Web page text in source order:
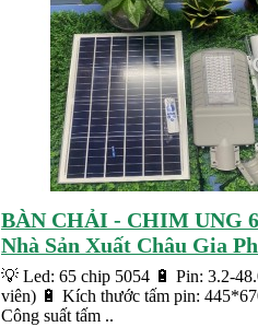
BÀN CHẢI - CHIM UNG
Nhà Sản Xuất Châu Gia
💡 Led: 65 chip 5054 🔋 Pin: 3.2-
viên) 🔋 Kích thước tấm pin:
Công suất tấm ..